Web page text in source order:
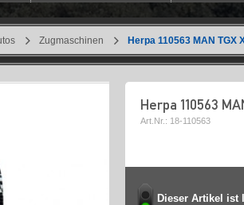
Zugmaschinen Herpa 110563 MAN TGX
Herpa 110563
Art.Nr.: 18-110563
Dieser Artikel ist